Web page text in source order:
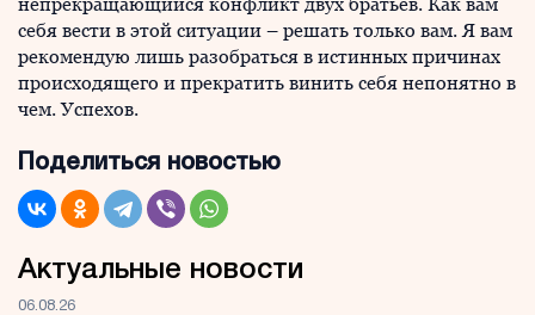
себя вести в этой ситуации – решать только вам. Я вам
рекомендую лишь разобраться в истинных причинах
происходящего и прекратить винить себя непонятно в
чем. Успехов.
Поделиться новостью
Актуальные новости
06.08.26